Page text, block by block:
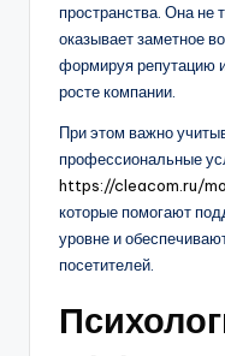
пространства. Она не
оказывает заметное
формируя репутацию
росте компании.
При этом важно
профессиональные
https://cleacom.ru/
которые помогают
уровне и
посетителей.